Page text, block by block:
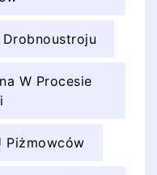
W Procesie
Piżmowców